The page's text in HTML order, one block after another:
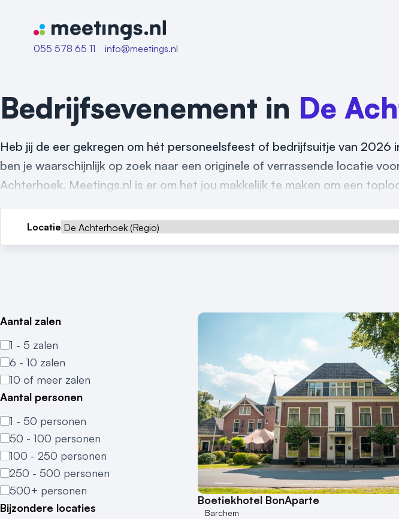
Naar home van Meetings
055 578 65 11
info@meetings.nl
Bedrijfsevenement in De
Heb jij de eer gekregen om hét personeelsfeest of bedrijfsuitje van 2026
ben je waarschijnlijk op zoek naar een originele of verrassende locatie
Achterhoek. Meetings.nl is er om het jou makkelijk te maken om een
Locatie
Aantal zalen
1 - 5 zalen
6 - 10 zalen
10 of meer zalen
Aantal personen
1 - 50 personen
50 - 100 personen
100 - 250 personen
250 - 500 personen
500+ personen
Bijzondere locaties
Boetiekhotel BonAparte
Barchem